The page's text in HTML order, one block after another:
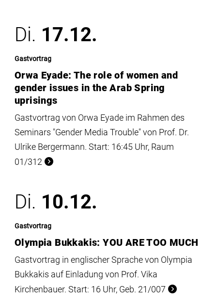
Di. 17.12.
Gastvortrag
Orwa Eyade: The role of women and
gender issues in the Arab Spring
uprisings
Gastvortrag von Orwa Eyade im Rahmen des
Seminars "Gender Media Trouble" von Prof. Dr.
Ulrike Bergermann. Start: 16:45 Uhr, Raum
01/312
Di. 10.12.
Gastvortrag
Olympia Bukkakis: YOU ARE TOO MUCH
Gastvortrag in englischer Sprache von Olympia
Bukkakis auf Einladung von Prof. Vika
Kirchenbauer. Start: 16 Uhr, Geb. 21/007